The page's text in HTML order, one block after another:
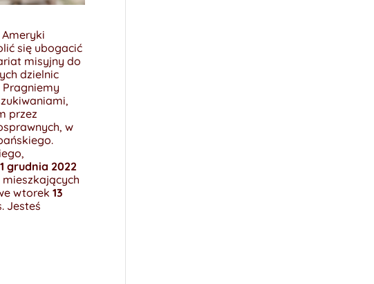
się ubogacić
misyjny do
dzielnic
przez
w
grudnia 2022
mieszkających
wtorek13
Jesteś